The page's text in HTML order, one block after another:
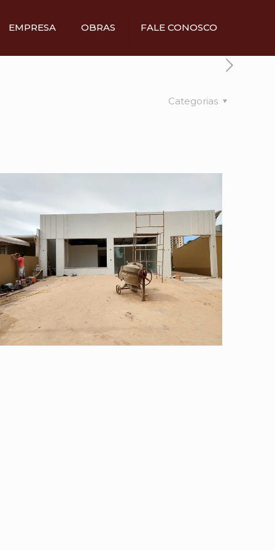
EMPRESA OBRAS FALE CONOSCO
Categorias